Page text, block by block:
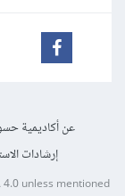
عن أكاديمية
إرشادات
4.0unless mentioned